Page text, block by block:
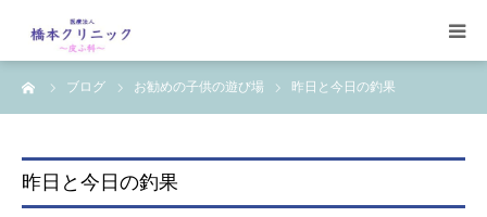
ブログ お勧めの子供の遊び場 昨日と今日の釣果
昨日と今日の釣果
受診案内
治療案内